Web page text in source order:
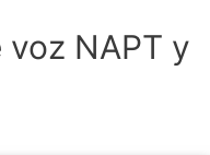
NAPT y